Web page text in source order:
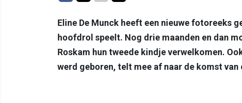
Eline De Munck heeft een nieuwe fotoreeks
hoofdrol speelt. Nog drie maanden en dan
Roskam hun tweede kindje verwelkomen.
werd geboren, telt mee af naar de komst